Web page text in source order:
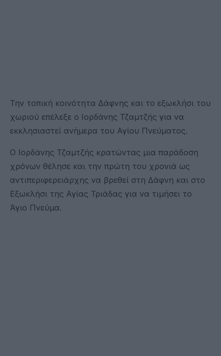
Την τοπική κοινότητα Δάφνης και το εξωκλήσι του
χωριού επέλεξε ο Ιορδάνης Τζαμτζής για να
εκκλησιαστεί ανήμερα του Αγίου Πνεύματος.
Ο Ιορδάνης Τζαμτζής κρατώντας μια παράδοση
χρόνων θέλησε και την πρώτη του χρονιά ως
αντιπεριφερειάρχης να βρεθεί στη Δάφνη και στο
Εξωκλήσι της Αγίας Τριάδας για να τιμήσει το
Άγιο Πνεύμα.